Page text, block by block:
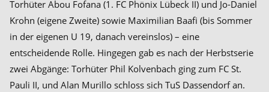
Torhüter Abou Fofana (1. FC Phönix Lübeck II) und Jo-Daniel
Krohn (eigene Zweite) sowie Maximilian Baafi (bis Sommer
in der eigenen U 19, danach vereinslos) – eine
entscheidende Rolle. Hingegen gab es nach der Herbstserie
zwei Abgänge: Torhüter Phil Kolvenbach ging zum FC St.
Pauli II, und Alan Murillo schloss sich TuS Dassendorf an.